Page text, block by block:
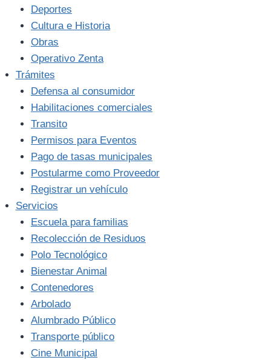
Deportes
Cultura e Historia
Obras
Operativo Zenta
Trámites
Defensa al consumidor
Habilitaciones comerciales
Transito
Permisos para Eventos
Pago de tasas municipales
Postularme como Proveedor
Registrar un vehículo
Servicios
Escuela para familias
Recolección de Residuos
Polo Tecnológico
Bienestar Animal
Contenedores
Arbolado
Alumbrado Público
Transporte público
Cine Municipal